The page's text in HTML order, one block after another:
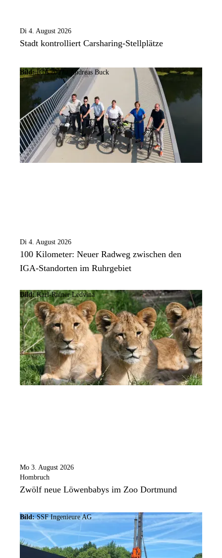
Di 4. August 2026
Stadt kontrolliert Carsharing-Stellplätze
Bild: IGA 2027 / Andreas Buck
Di 4. August 2026
100 Kilometer: Neuer Radweg zwischen den
IGA-Standorten im Ruhrgebiet
Bild: Karl-Rainer Ledvina
Mo 3. August 2026
Hombruch
Zwölf neue Löwenbabys im Zoo Dortmund
Bild: SSF Ingenieure AG